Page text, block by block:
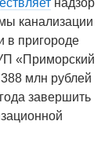
надзор
канализации
в пригороде
«Приморский
млн рублей
завершить